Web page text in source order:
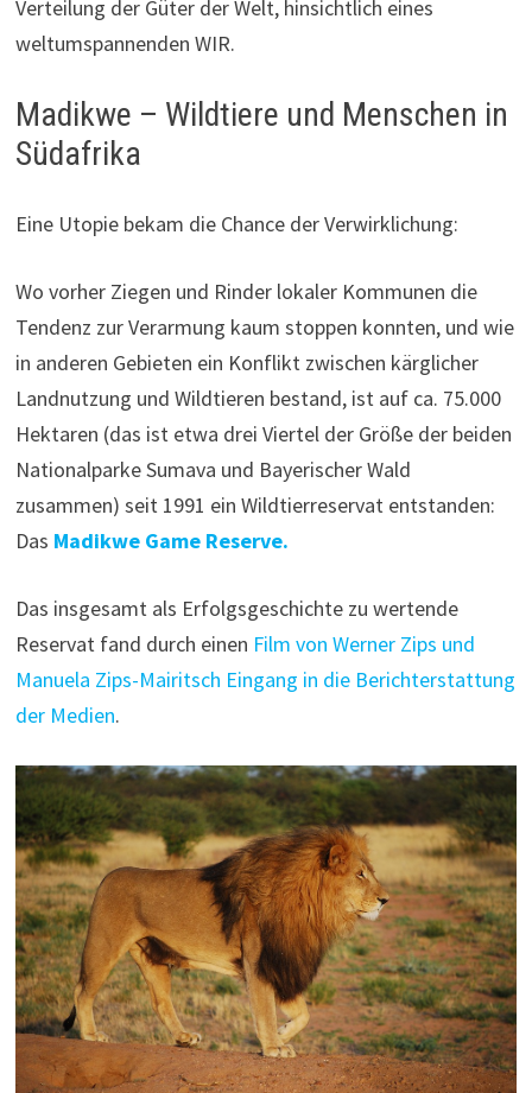
Verteilung der Güter der Welt, hinsichtlich eines
weltumspannenden WIR.
Madikwe – Wildtiere und Menschen in
Südafrika
Eine Utopie bekam die Chance der Verwirklichung:
Wo vorher Ziegen und Rinder lokaler Kommunen die
Tendenz zur Verarmung kaum stoppen konnten, und wie
in anderen Gebieten ein Konflikt zwischen kärglicher
Landnutzung und Wildtieren bestand, ist auf ca. 75.000
Hektaren (das ist etwa drei Viertel der Größe der beiden
Nationalparke Sumava und Bayerischer Wald
zusammen) seit 1991 ein Wildtierreservat entstanden:
Das Madikwe Game Reserve.
Das insgesamt als Erfolgsgeschichte zu wertende
Reservat fand durch einen Film von Werner Zips und
Manuela Zips-Mairitsch Eingang in die Berichterstattung
der Medien.